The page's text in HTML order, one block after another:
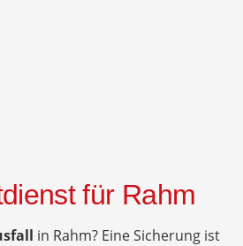
für Rahm
in Rahm? Eine Sicherung ist